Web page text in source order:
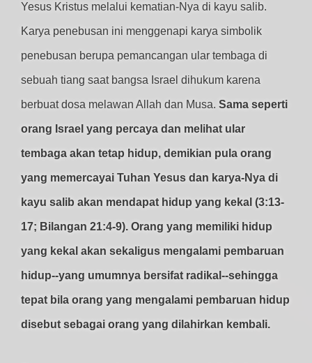
Yesus Kristus melalui kematian-Nya di kayu salib.
Karya penebusan ini menggenapi karya simbolik
penebusan berupa pemancangan ular tembaga di
sebuah tiang saat bangsa Israel dihukum karena
berbuat dosa melawan Allah dan Musa. Sama seperti
orang Israel yang percaya dan melihat ular
tembaga akan tetap hidup, demikian pula orang
yang memercayai Tuhan Yesus dan karya-Nya di
kayu salib akan mendapat hidup yang kekal (3:13-
17; Bilangan 21:4-9). Orang yang memiliki hidup
yang kekal akan sekaligus mengalami pembaruan
hidup--yang umumnya bersifat radikal--sehingga
tepat bila orang yang mengalami pembaruan hidup
disebut sebagai orang yang dilahirkan kembali.